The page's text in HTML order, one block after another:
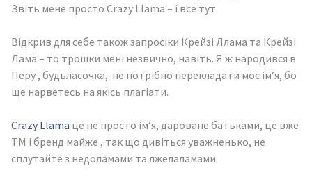
Звіть мене просто Crazy Llama – і все тут.
Відкрив для себе також запросіки Крейзі Ллама та Крейзі
Лама – то трошки мені незвично, навіть. Я ж народився в
Перу , будьласочка, не потрібно перекладати моє ім‘я, бо
ще нарветесь на якісь плагіати.
Crazy Llama це не просто ім‘я, дароване батьками, це вже
ТМ і бренд майже , так що дивіться уважненько, не
сплутайте з недоламами та лжелаламами.